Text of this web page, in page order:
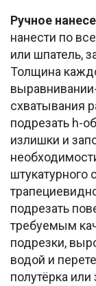
Ручное
нанести по
или шпатель,
Толщина
схватывания
подрезать h-
излишки и
штукатурного
подрезать
требуемым
подрезки,
водой и
полутёрка